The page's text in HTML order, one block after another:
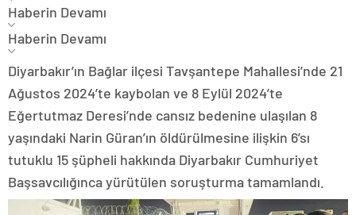
Haberin Devamı
Haberin Devamı
Diyarbakır’ın Bağlar ilçesi Tavşantepe Mahallesi’nde 21
Ağustos 2024’te kaybolan ve 8 Eylül 2024’te
Eğertutmaz Deresi’nde cansız bedenine ulaşılan 8
yaşındaki Narin Güran’ın öldürülmesine ilişkin 6’sı
tutuklu 15 şüpheli hakkında Diyarbakır Cumhuriyet
Başsavcılığınca yürütülen soruşturma tamamlandı.